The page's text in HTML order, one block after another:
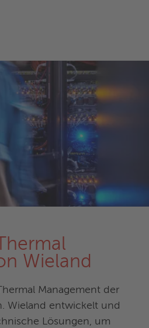
Wieland
Management der
Wieland entwickelt und
Lösungen, um